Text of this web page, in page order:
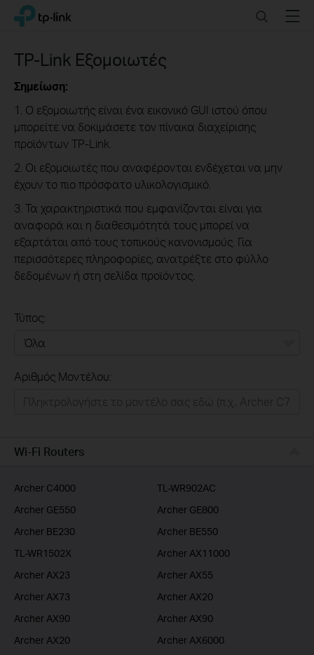
Click
the
navigation
bar
TP-Link, Reliably Smart SearchMenu
TP-Link Εξομοιωτές
Σημείωση:
1. Ο εξομοιωτής είναι ένα εικονικό GUI ιστού όπου
μπορείτε να δοκιμάσετε τον πίνακα διαχείρισης
προϊόντων TP-Link.
2. Οι εξομοιωτές που αναφέρονται ενδέχεται να μην
έχουν το πιο πρόσφατο υλικολογισμικό.
3. Τα χαρακτηριστικά που εμφανίζονται είναι για
αναφορά και η διαθεσιμότητά τους μπορεί να
εξαρτάται από τους τοπικούς κανονισμούς. Για
περισσότερες πληροφορίες, ανατρέξτε στο φύλλο
δεδομένων ή στη σελίδα προϊόντος.
Τύπος:
Επιχειρησεις
Αριθμός Μοντέλου:
Wi-Fi Routers
Archer C4000
TL-WR902AC
Archer GE550
Archer GE800
Archer BE230
Archer BE550
TL-WR1502X
Archer AX11000
Archer AX23
Archer AX55
Archer AX73
Archer AX20
Archer AX90
Archer AX90
Archer AX20
Archer AX6000